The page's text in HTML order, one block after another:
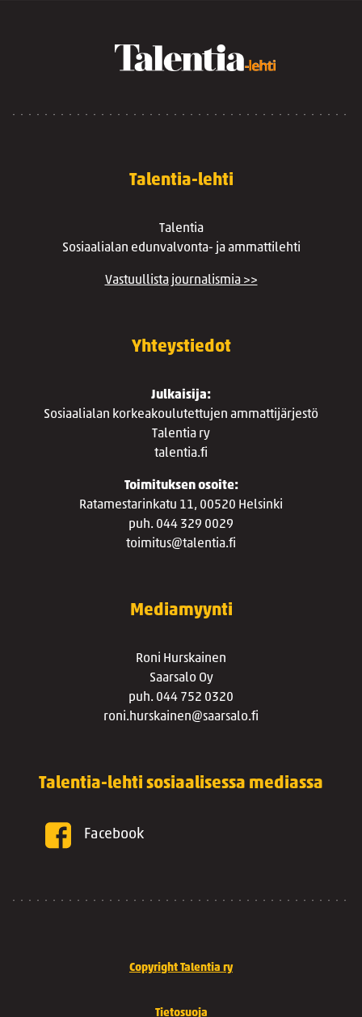
Talentia-lehti
Talentia
Sosiaalialan edunvalvonta- ja ammattilehti
Vastuullista journalismia >>
Yhteystiedot
Julkaisija:
Sosiaalialan korkeakoulutettujen ammattijärjestö
Talentia ry
talentia.fi
Toimituksen osoite:
Ratamestarinkatu 11, 00520 Helsinki
puh. 044 329 0029
toimitus@talentia.fi
Mediamyynti
Roni Hurskainen
Saarsalo Oy
puh. 044 752 0320
roni.hurskainen@saarsalo.fi
Talentia-lehti sosiaalisessa mediassa
Facebook
Copyright Talentia ry
Tietosuoja